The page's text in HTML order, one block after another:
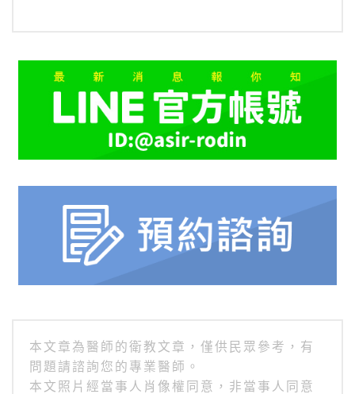
本文章為醫師的衛教文章，僅供民眾參考，有
問題請諮詢您的專業醫師。
本文照片經當事人肖像權同意，非當事人同意